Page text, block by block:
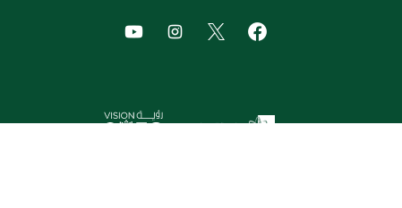
Facebook of Jouf University
X of Jouf University
of Jouf University